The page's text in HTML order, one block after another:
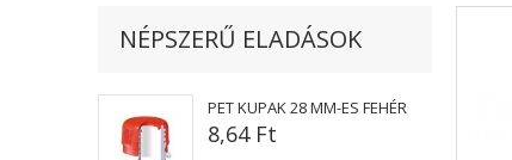
NÉPSZERŰ ELADÁSOK
PET KUPAK 28 MM-ES FEHÉR
8,64 Ft